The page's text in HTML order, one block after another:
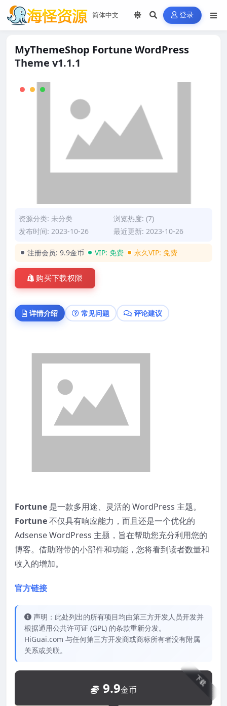
登录
MyThemeShop Fortune WordPress
Theme v1.1.1
资源分类: 未分类
浏览热度: (7)
发布时间: 2023-10-26
最近更新: 2023-10-26
注册会员: 9.9金币 VIP: 免费 永久VIP: 免费
购买下载权限
详情介绍 常见问题 评论建议
Fortune 是一款多用途、灵活的 WordPress 主题。
Fortune不仅具有响应能力，而且还是一个优化的
Adsense WordPress 主题，旨在帮助您充分利用您的
博客。借助附带的小部件和功能，您将看到读者数量和
收入的增加。
官方链接
声明：此处列出的所有项目均由第三方开发人员开发并
根据通用公共许可证 (GPL) 的条款重新分发。
HiGuai.com 与任何第三方开发商或商标所有者没有附属
关系或关联。
下载
9.9金币